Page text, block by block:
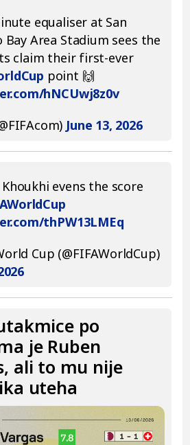
equaliser at San
Bay Area Stadium sees the
claim their first-ever
point 🙌
hNCUwj8z0v
June 13, 2026
evens the score
thPW13LMEq
Cup (@FIFAWorldCup)
po
je Ruben
ali to mu nije
uteha